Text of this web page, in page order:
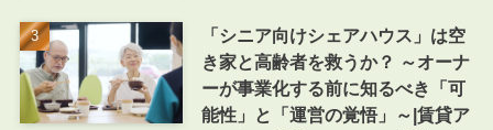
「シニア向けシェアハウス」は空
き家と高齢者を救うか？ ～オーナ
ーが事業化する前に知るべき「可
能性」と「運営の覚悟」～|賃貸ア